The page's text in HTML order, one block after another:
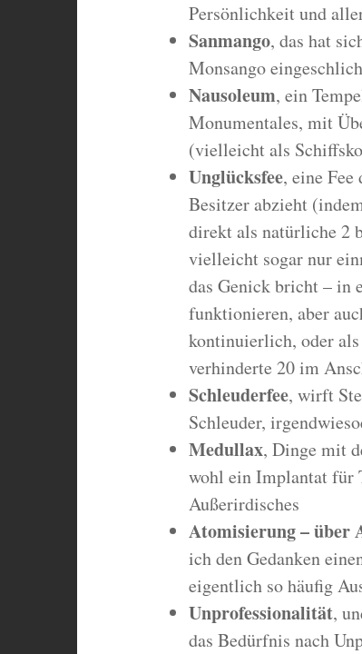
Persönlichkeit und
Sanmango, das hat
Monsango
Nausoleum, ein
Monumentales, mit
(vielleicht als
Unglücksfee, eine Fee
Besitzer abzieht
direkt als natürliche 2
vielleicht sogar nur
das Genick bricht – in
funktionieren, aber
kontinuierlich, oder als
verhinderte 20 im
Schleuderfee, wirft
Schleuder,
Medullax, Dinge mit
wohl ein Implantat für
Außerirdisches
Atomisierung – über
ich den Gedanken
eigentlich so häufig
Unprofessionalität,
das Bedürfnis nach